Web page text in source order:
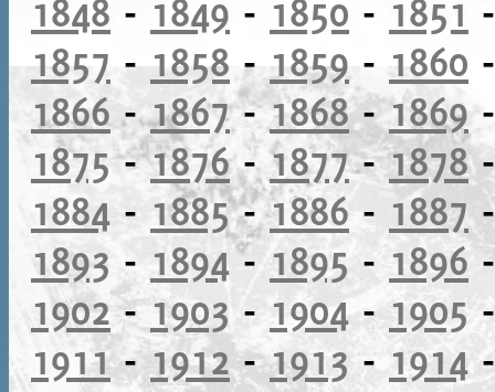
1848 - 1849 - 1850 - 1851
1857 - 1858 - 1859 - 1860
1866-1867-1868-1869
1875-1876-1877-1878
1884 - 1885-1886 - 1887
1893 - 1894- 1895-1896
1902-1903 - 1904-1905
1911-1912-1913 -1914